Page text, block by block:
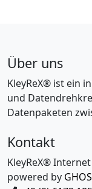
Über uns
KleyReX® ist ein
und
Datenpaketen
Kontakt
KleyReX®
powered by